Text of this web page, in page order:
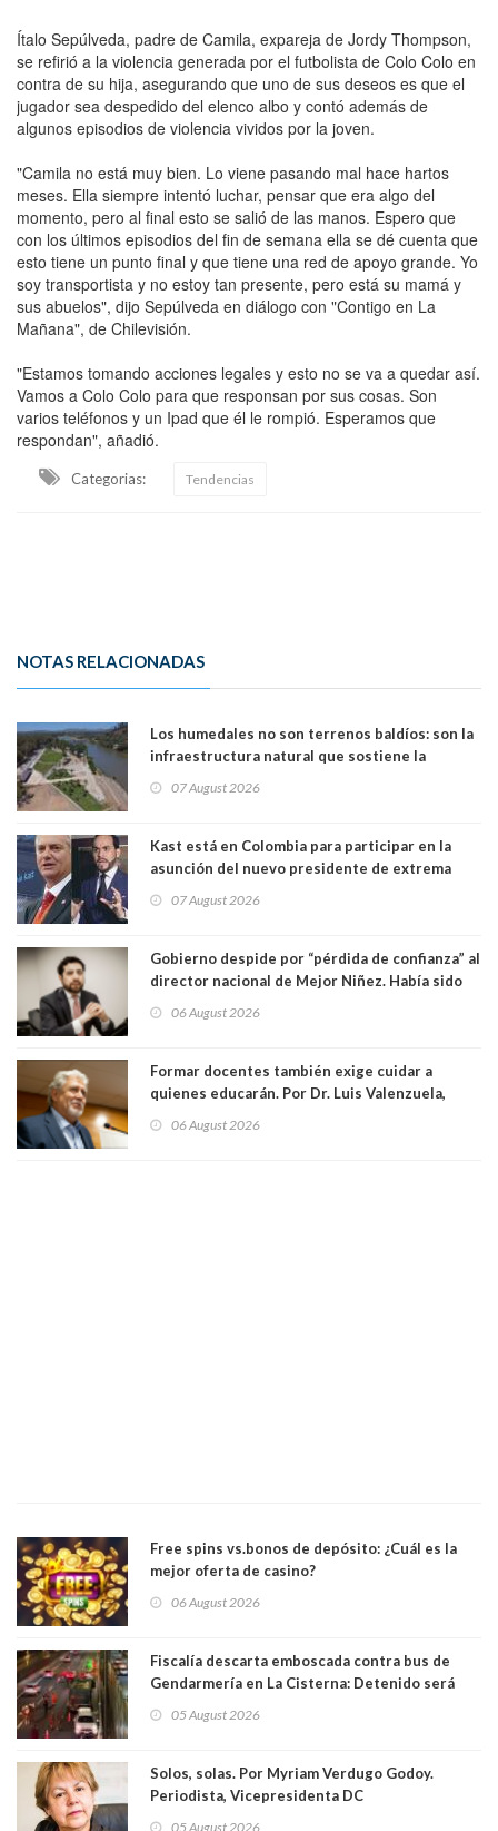
Ítalo Sepúlveda, padre de Camila, expareja de Jordy Thompson,
se refirió a la violencia generada por el futbolista de Colo Colo en
contra de su hija, asegurando que uno de sus deseos es que el
jugador sea despedido del elenco albo y contó además de
algunos episodios de violencia vividos por la joven.
"Camila no está muy bien. Lo viene pasando mal hace hartos
meses. Ella siempre intentó luchar, pensar que era algo del
momento, pero al final esto se salió de las manos. Espero que
con los últimos episodios del fin de semana ella se dé cuenta que
esto tiene un punto final y que tiene una red de apoyo grande. Yo
soy transportista y no estoy tan presente, pero está su mamá y
sus abuelos", dijo Sepúlveda en diálogo con "Contigo en La
Mañana", de Chilevisión.
"Estamos tomando acciones legales y esto no se va a quedar así.
Vamos a Colo Colo para que responsan por sus cosas. Son
varios teléfonos y un Ipad que él le rompió. Esperamos que
respondan", añadió.
Categorias: Tendencias
NOTAS RELACIONADAS
Los humedales no son terrenos baldíos: son la
infraestructura natural que sostiene la
07 August 2026
Kast está en Colombia para participar en la
asunción del nuevo presidente de extrema
07 August 2026
Gobierno despide por “pérdida de confianza” al
director nacional de Mejor Niñez. Había sido
06 August 2026
Formar docentes también exige cuidar a
quienes educarán. Por Dr. Luis Valenzuela,
Académicos U. Católica Silva Henríquez
06 August 2026
Free spins vs.bonos de depósito: ¿Cuál es la
mejor oferta de casino?
06 August 2026
Fiscalía descarta emboscada contra bus de
Gendarmería en La Cisterna: Detenido será
05 August 2026
Solos, solas. Por Myriam Verdugo Godoy.
Periodista, Vicepresidenta DC
05 August 2026